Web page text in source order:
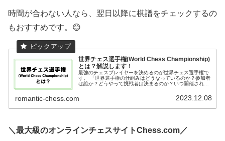
時間が合わない人なら、翌日以降に棋譜をチェックするの
もおすすめです。😊
世界チェス選手権(World Chess Championship)
とは？解説します！
最強のチェスプレイヤーを決めるのが世界チェス選手権で
す。 「世界選手権の仕組みはどうなっているのか？参加者
は誰か？どうやって挑戦者は決まるのか？いつ開催される
romantic-chess.com 2023.12.08
＼最大級のオンラインチェスサイトChess.com／